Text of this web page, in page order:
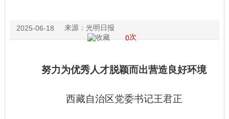
2025-06-18 来源： 光明日报
0次
努力为优秀人才脱颖而出营造良好环境
西藏自治区党委书记王君正